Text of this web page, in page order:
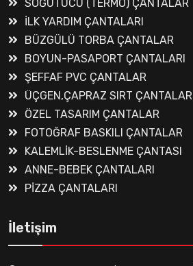
SOĞUTUCU (TERMO) ÇANTALAR
İLK YARDIM ÇANTALARI
BÜZGÜLÜ TORBA ÇANTALAR
BOYUN-PASAPORT ÇANTALARI
ŞEFFAF PVC ÇANTALAR
ÜÇGEN,ÇAPRAZ SIRT ÇANTALARI
ÖZEL TASARIM ÇANTALAR
FOTOĞRAF BASKILI ÇANTALAR
KALEMLİK-BESLENME ÇANTASI
ANNE-BEBEK ÇANTALARI
PİZZA ÇANTALARI
İletişim